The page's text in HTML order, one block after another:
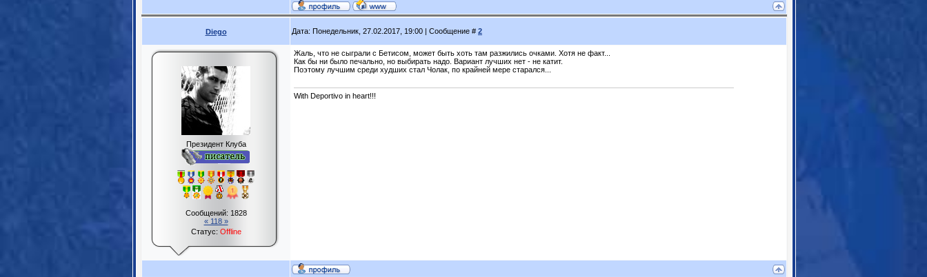
Diego Дата: Понедельник, 27.02.2017, 19:00 | Сообщение # 2
Президент Клуба
Сообщений: 1828
« 118 »
Статус: Offline
Жаль, что не сыграли с Бетисом, может быть хоть там разжились очками. Хотя не факт...
Как бы ни было печально, но выбирать надо. Вариант лучших нет - не катит.
Поэтому лучшим среди худших стал Чолак, по крайней мере старался...
With Deportivo in heart!!!